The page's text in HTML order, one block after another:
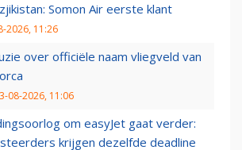
Somon Air eerste klant
2026, 11:26
over officiële naam vliegveld van
08-2026, 11:06
om easyJet gaat verder:
krijgen dezelfde deadline